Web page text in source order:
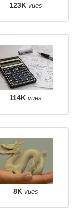
123K vues
114K vues
8K vues